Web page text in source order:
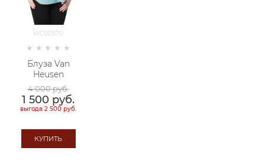
WC00570
Блуза Van
Heusen
4 000 руб.
1 500 руб.
выгода2 500 руб.
КУПИТЬ